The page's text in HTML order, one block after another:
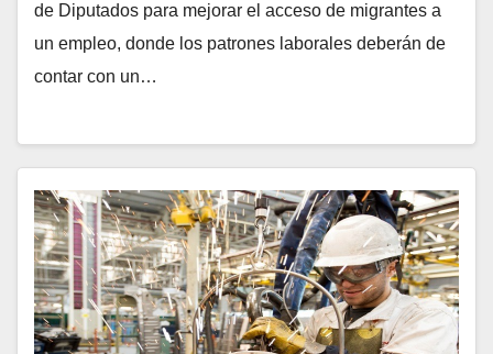
de Diputados para mejorar el acceso de migrantes a
un empleo, donde los patrones laborales deberán de
contar con un…